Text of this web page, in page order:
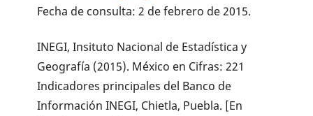
Fecha de consulta: 2 de febrero de 2015.
INEGI, Insituto Nacional de Estadística y
Geografía (2015). México en Cifras: 221
Indicadores principales del Banco de
Información INEGI, Chietla, Puebla. [En